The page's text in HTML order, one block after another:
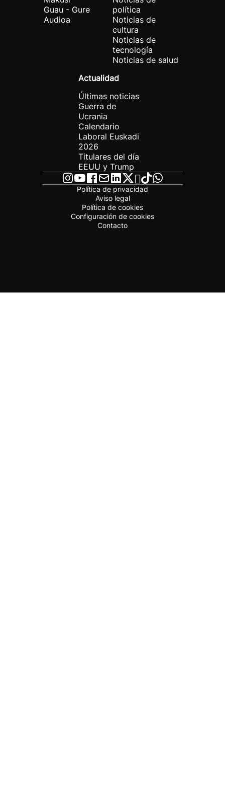
Guau - Gure
Audioa
política
Noticias de
cultura
Noticias de
tecnología
Noticias de salud
Actualidad
Últimas noticias
Guerra de
Ucrania
Calendario
Laboral Euskadi
2026
Titulares del día
EEUU y Trump
Política de privacidad
Aviso legal
Política de cookies
Configuración de cookies
Contacto